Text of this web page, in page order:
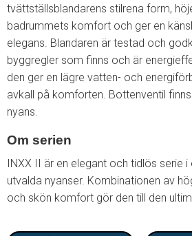
tvättställsblandarens stilrena form,
badrummets komfort och ger en
elegans. Blandaren är testad och
byggregler som finns och är
den ger en lägre vatten- och
avkall på komforten. Bottenventil
nyans.
Om serien
INXX II är en elegant och tidlös serie
utvalda nyanser. Kombinationen av
och skön komfort gör den till den